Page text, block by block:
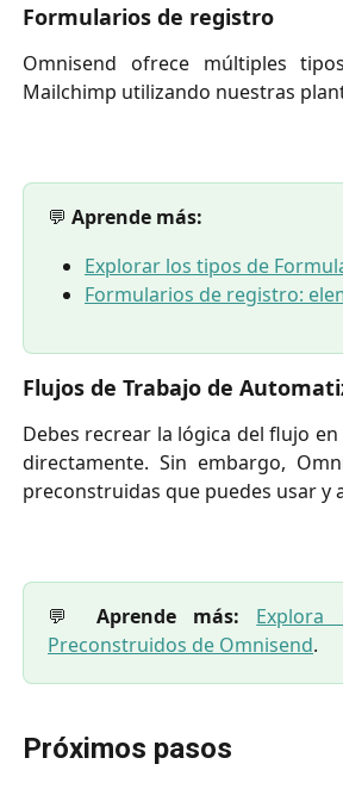
Formularios de registro
Omnisend ofrece múltiples
Mailchimp utilizando nuestras
💬 Aprende más:
Explorar los tipos de
Formularios de registro:
Flujos de Trabajo de
Debes recrear la lógica del flujo
directamente. Sin embargo,
preconstruidas que puedes usar y
💬 Aprende más:
Explora
Preconstruidos de Omnisend.
Próximos pasos